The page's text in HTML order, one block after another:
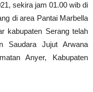
sekira jam 01.00 wib di
di area Pantai Marbella
kabupaten Serang telah
Saudara Jujut Arwana
Anyer, Kabupaten